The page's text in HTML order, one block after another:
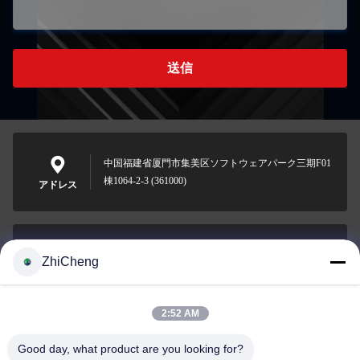
送信
アドレス
中国福建省厦門市集美区ソフトウェアパーク三期F01
棟1064-2-3 (361000)
0086-592-5636807
ZhiCheng
2:52 AM
Good day, what product are you looking for?